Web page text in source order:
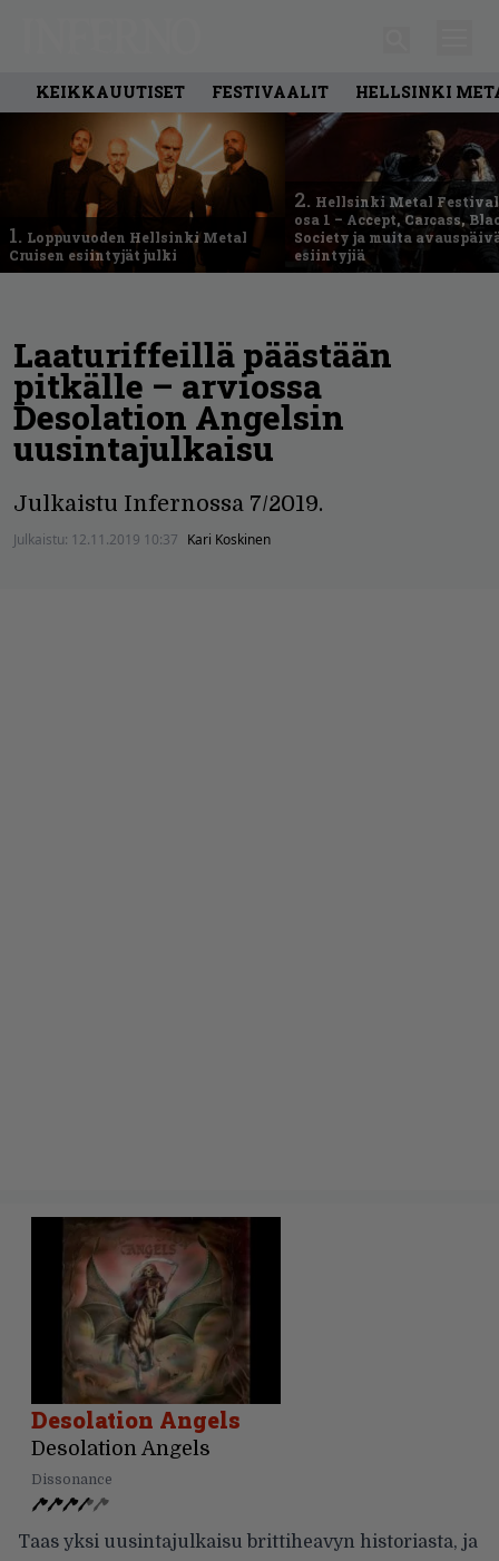
KEIKKAUUTISET FESTIVAALIT HELLSINKI
1. Loppuvuoden Hellsinki Metal
Cruisen esiintyjät julki
2. Hellsinki Metal
osa 1 – Accept, Carcass,
Society ja muita
esiintyjiä
Laaturiffeillä päästään
pitkälle – arviossa
Desolation Angelsin
uusintajulkaisu
Julkaistu Infernossa 7/2019.
Julkaistu: 12.11.2019 10:37 Kari Koskinen
Desolation Angels
Desolation Angels
Dissonance
Taas yksi uusintajulkaisu brittiheavyn historiasta, ja